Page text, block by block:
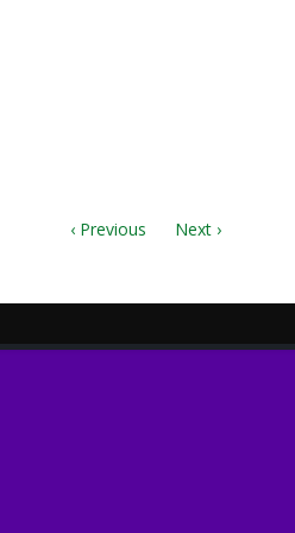
‹ Previous
Next ›